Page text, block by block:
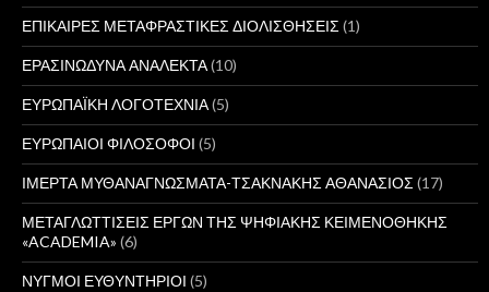
ΕΠΙΚΑΙΡΕΣ ΜΕΤΑΦΡΑΣΤΙΚΕΣ ΔΙΟΛΙΣΘΗΣΕΙΣ (1)
ΕΡΑΣΙΝΩΔΥΝΑ ΑΝΑΛΕΚΤΑ(10)
ΕΥΡΩΠΑΪΚΗ ΛΟΓΟΤΕΧΝΙΑ(5)
ΕΥΡΩΠΑΙΟΙ ΦΙΛΟΣΟΦΟΙ (5)
ΙΜΕΡΤΑ ΜΥΘΑΝΑΓΝΩΣΜΑΤΑ-ΤΣΑΚΝΑΚΗΣ ΑΘΑΝΑΣΙΟΣ (17)
ΜΕΤΑΓΛΩΤΤΙΣΕΙΣ ΕΡΓΩΝ ΤΗΣ ΨΗΦΙΑΚΗΣ ΚΕΙΜΕΝΟΘΗΚΗΣ
«ACADEMIA» (6)
ΝΥΓΜΟΙ ΕΥΘΥΝΤΗΡΙΟΙ (5)